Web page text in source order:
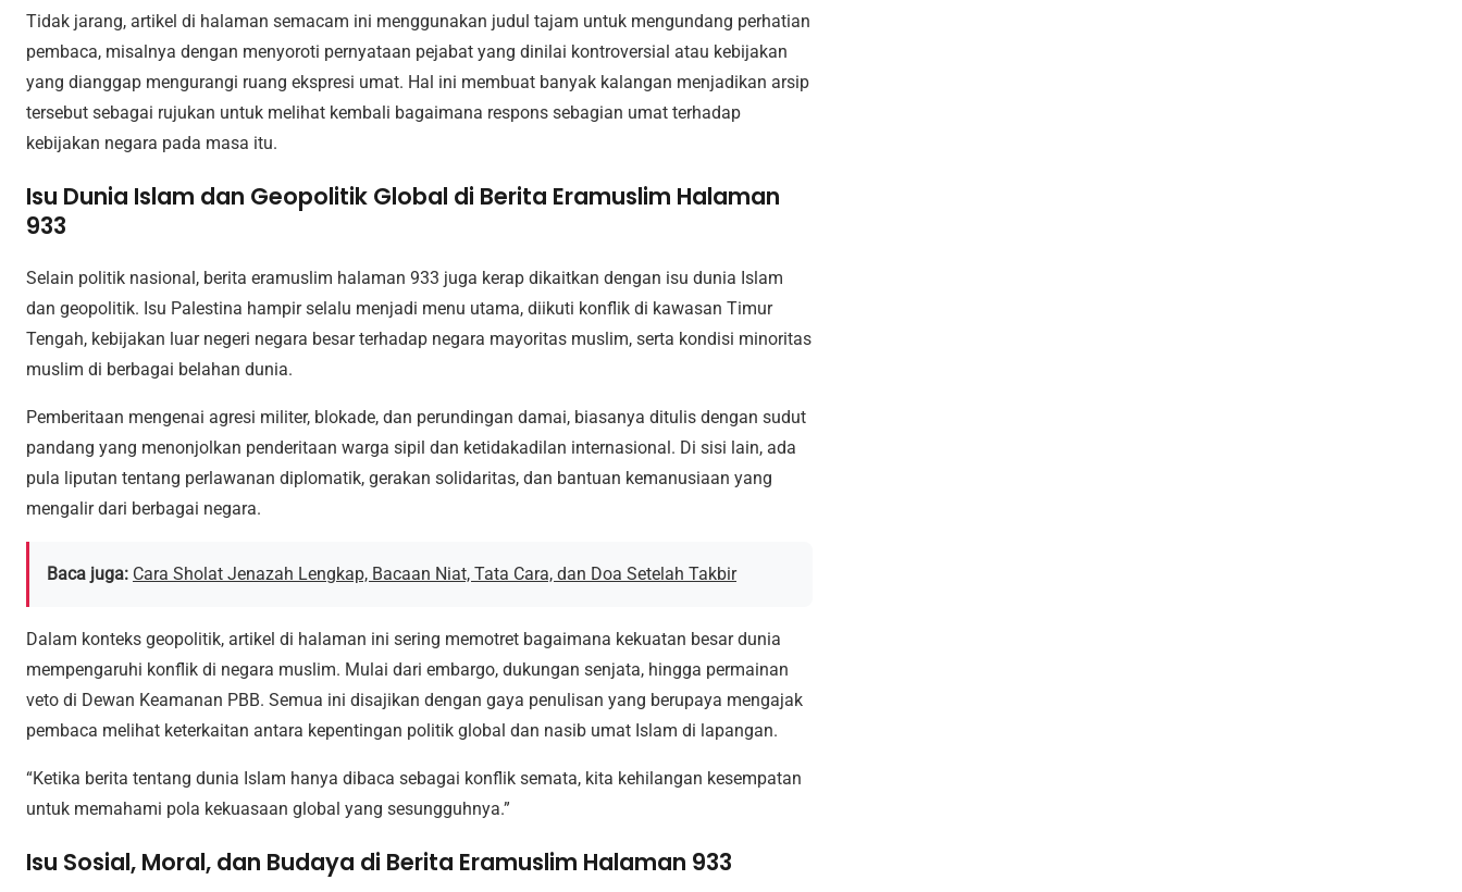
Tidak jarang, artikel di halaman semacam ini menggunakan judul tajam untuk mengundang perhatian
pembaca, misalnya dengan menyoroti pernyataan pejabat yang dinilai kontroversial atau kebijakan
yang dianggap mengurangi ruang ekspresi umat. Hal ini membuat banyak kalangan menjadikan arsip
tersebut sebagai rujukan untuk melihat kembali bagaimana respons sebagian umat terhadap
kebijakan negara pada masa itu.
Isu Dunia Islam dan Geopolitik Global di Berita Eramuslim Halaman
933
Selain politik nasional, berita eramuslim halaman 933 juga kerap dikaitkan dengan isu dunia Islam
dan geopolitik. Isu Palestina hampir selalu menjadi menu utama, diikuti konflik di kawasan Timur
Tengah, kebijakan luar negeri negara besar terhadap negara mayoritas muslim, serta kondisi minoritas
muslim di berbagai belahan dunia.
Pemberitaan mengenai agresi militer, blokade, dan perundingan damai, biasanya ditulis dengan sudut
pandang yang menonjolkan penderitaan warga sipil dan ketidakadilan internasional. Di sisi lain, ada
pula liputan tentang perlawanan diplomatik, gerakan solidaritas, dan bantuan kemanusiaan yang
mengalir dari berbagai negara.
Baca juga: Cara Sholat Jenazah Lengkap, Bacaan Niat, Tata Cara, dan Doa Setelah Takbir
Dalam konteks geopolitik, artikel di halaman ini sering memotret bagaimana kekuatan besar dunia
mempengaruhi konflik di negara muslim. Mulai dari embargo, dukungan senjata, hingga permainan
veto di Dewan Keamanan PBB. Semua ini disajikan dengan gaya penulisan yang berupaya mengajak
pembaca melihat keterkaitan antara kepentingan politik global dan nasib umat Islam di lapangan.
“Ketika berita tentang dunia Islam hanya dibaca sebagai konflik semata, kita kehilangan kesempatan
untuk memahami pola kekuasaan global yang sesungguhnya.”
Isu Sosial, Moral, dan Budaya di Berita Eramuslim Halaman 933